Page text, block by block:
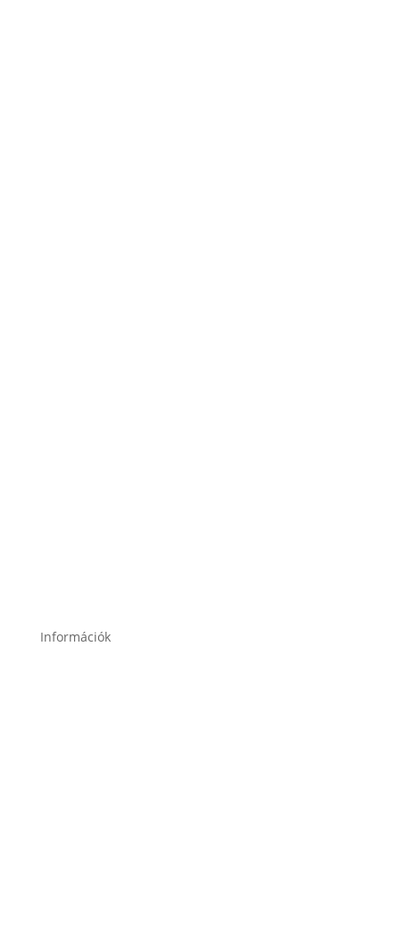
Információk